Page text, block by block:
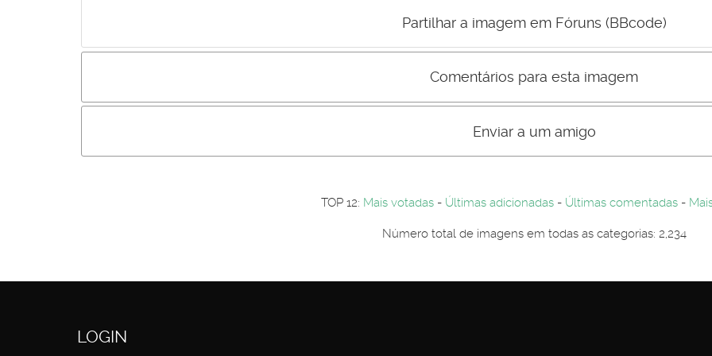
Partilhar a imagem em Fóruns (BBcode)
Incluir imagem :
Comentários para esta imagem
Os comentário não são visiveis para visitantes. Por-favor registe-
Os visitantes não estão autorizados a colocar comentários. Por-favor registe-se...Enviar a um amigo
Primeiro autentique-se...
TOP 12: Mais votadas - Últimas adicionadas - Últimas comentadas -
Número total de imagens em todas as categorias: 2,234
LOGIN